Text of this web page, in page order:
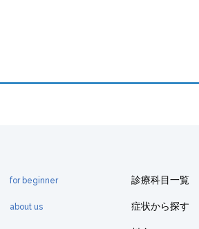
for beginner
about us
診療科目一覧
症状から探す